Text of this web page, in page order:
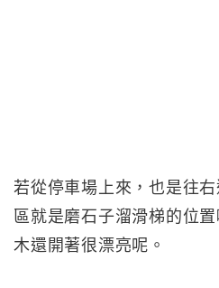
若從停車場上來，也是往
區就是磨石子溜滑梯的位
木還開著很漂亮呢。